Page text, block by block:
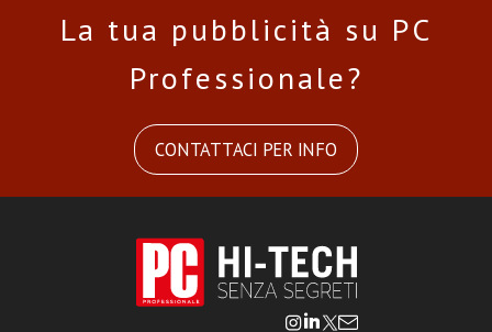
La tua pubblicità su PC
Professionale?
CONTATTACI PER INFO